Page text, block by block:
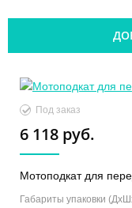
Под заказ
6 118 руб.
Мотоподкат для
Габариты упаковки